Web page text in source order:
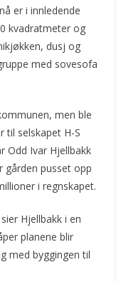
er i innledende
kvadratmeter og
dusj og
med sovesofa
men ble
til selskapet H-S
Odd Ivar Hjellbakk
gården pusset opp
i regnskapet.
Hjellbakk i en
planene blir
med byggingen til